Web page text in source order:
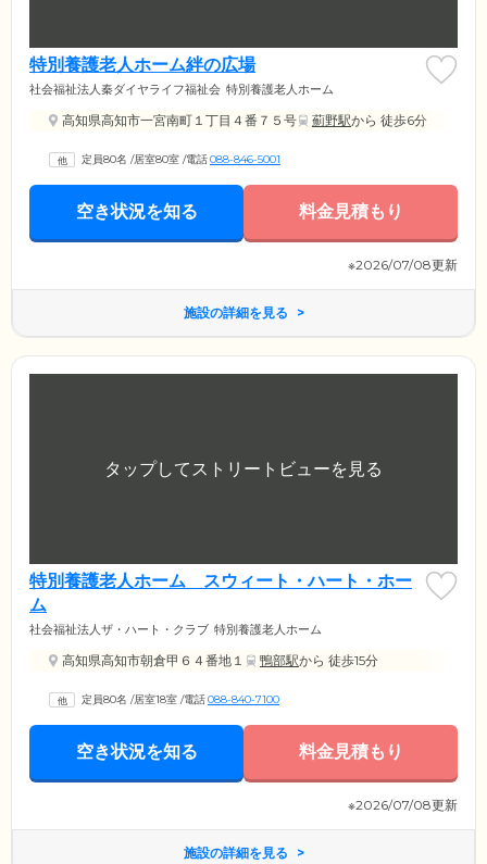
特別養護老人ホーム絆の広場
社会福祉法人秦ダイヤライフ福祉会 特別養護老人ホーム
高知県高知市一宮南町１丁目４番７５号 薊野駅から 徒歩6分
定員80名 /居室80室 /電話088-846-5001
空き状況を知る 料金見積もり
※2026/07/08更新
施設の詳細を見る
特別養護老人ホーム スウィート・ハート・ホー
ム
社会福祉法人ザ・ハート・クラブ 特別養護老人ホーム
高知県高知市朝倉甲６４番地１ 鴨部駅から 徒歩15分
定員80名 /居室18室 /電話088-840-7100
空き状況を知る 料金見積もり
※2026/07/08更新
施設の詳細を見る